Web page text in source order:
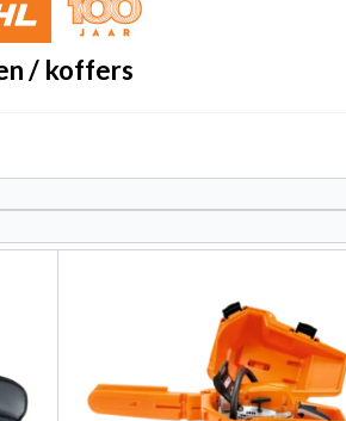
/ koffers